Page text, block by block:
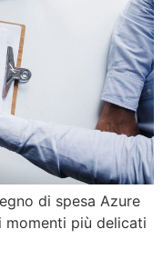
di spesa Azure
momenti più delicati